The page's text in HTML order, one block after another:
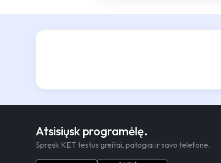
Atsisiųsk programėlę.
Spręsk KET testus greitai, patogiai ir savo telefone.